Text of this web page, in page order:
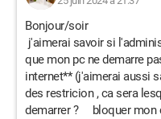
Bonjour/soir
j'aimerai savoir si
que mon pc ne demarre
internet** (j'aimerai aussi
des restricion , ca sera
demarrer ? bloquer mon